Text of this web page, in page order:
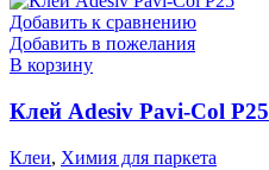
Добавить к сравнению
Добавить в пожелания
В корзину
Клей Adesiv Pavi-Col P25
Клеи, Химия для паркета